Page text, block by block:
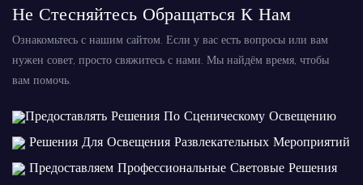
Не Стесняйтесь Обращаться К Нам
Ознакомьтесь с нашим сайтом. Если у вас есть вопросы или вам
нужен совет, просто свяжитесь с нами. Мы найдём время, чтобы
вам помочь.
Предоставлять Решения По Сценическому Освещению
Решения Для Освещения Развлекательных Мероприятий
Предоставляем Профессиональные Световые Решения